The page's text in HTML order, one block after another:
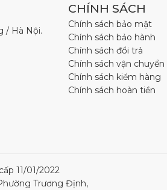
/ Hà Nội.
CHÍNH SÁCH
Chính sách bảo mật
Chính sách bảo hành
Chính sách đổi trả
Chính sách vận chuyển
Chính sách kiểm hàng
Chính sách hoàn tiền
11/01/2022
Trương Định,